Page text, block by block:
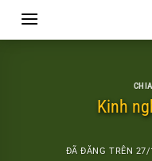
Kinh
ĐÃ ĐĂNG TRÊN 27/